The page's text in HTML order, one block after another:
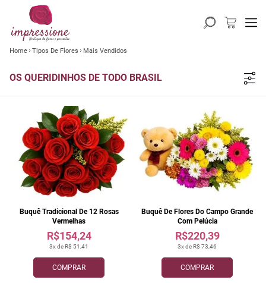
Home Tipos De Flores Mais Vendidos
OS QUERIDINHOS DE TODO BRASIL
COMPRAR
3x de R$ 51,41
R$154,24
Buquê Tradicional De 12 Rosas
Vermelhas
COMPRAR
3x de R$ 73,46
R$220,39
Buquê De Flores Do Campo Grande
Com Pelúcia